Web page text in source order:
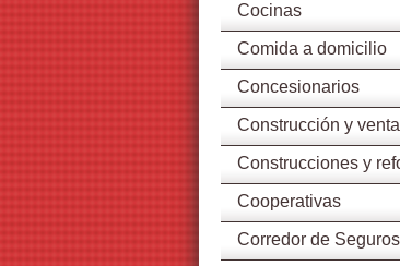
Cocinas
Comida a domicilio
Concesionarios
Construcción y venta
Construcciones y
Cooperativas
Corredor de Seguros